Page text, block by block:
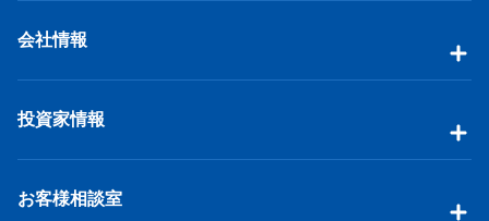
会社情報
投資家情報
お客様相談室